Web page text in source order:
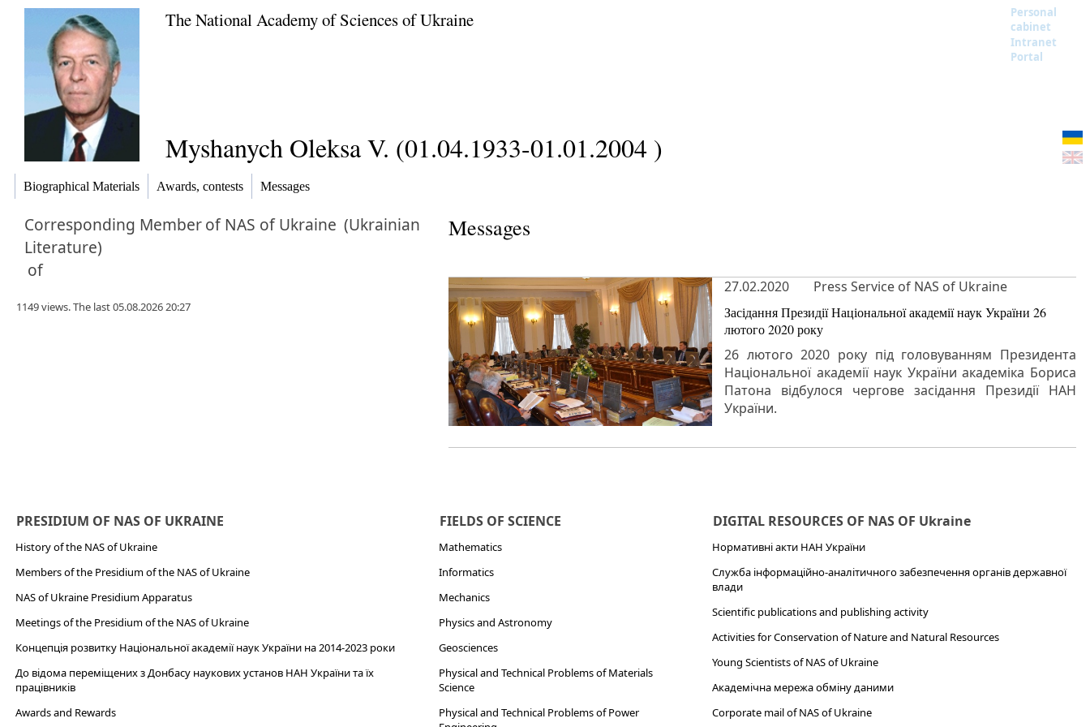
The National Academy of Sciences of Ukraine
Personal
cabinet
Intranet
Portal
Myshanych Oleksa V. (01.04.1933-01.01.2004 )
Biographical Materials Awards, contests Messages
Corresponding Memberof NAS of Ukraine (Ukrainian
Literature)
of
1149 views. The last 05.08.2026 20:27
Messages
27.02.2020 Press Service of NAS of Ukraine
Засідання Президії Національної академії наук України 26
лютого 2020 року
26 лютого 2020 року під головуванням Президента
Національної академії наук України академіка Бориса
Патона відбулося чергове засідання Президії НАН
України.
PRESIDIUM OF NAS OF UKRAINE
History of the NAS of Ukraine
Members of the Presidium of the NAS of Ukraine
NAS of Ukraine Presidium Apparatus​
Meetings of the Presidium of the NAS of Ukraine
Концепція розвитку Національної академії наук України на 2014-2023 роки
До відома переміщених з Донбасу наукових установ НАН України та їх
працівників
Awards and Rewards
FIELDS OF SCIENCE
Mathematics
Informatics
Mechanics
Physics and Astronomy
Geosciences
Physical and Technical Problems of Materials
Science
Physical and Technical Problems of Power
DIGITAL RESOURCES OF NAS OF Ukraine
Нормативні акти НАН України
Служба інформаційно-аналітичного забезпечення органів державної
влади
Scientific publications and publishing activity
Activities for Conservation of Nature and Natural Resources
Young Scientists of NAS of Ukraine
Академічна мережа обміну даними
Corporate mail of NAS of Ukraine